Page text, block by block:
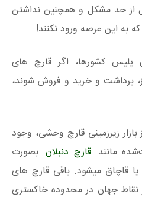
از حد مشکل و همچنین نداشتن
به این عرصه ورود نکنند!
پلیس کشورها، اگر قارچ های
برداشت و خرید و فروش شوند،
زیرزمینی قارچ وحشی، وجود
مانند قارچ دنبلان بصورت
قاچاق میشود. باقی قارچ های
نقاط جهان در محدوده خاکستری